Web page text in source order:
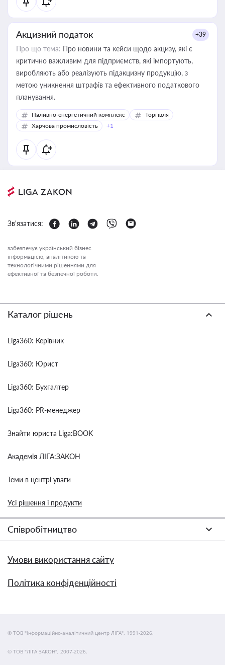
Акцизний податок +39
Про що тема: Про новини та кейси щодо акцизу, які є
критично важливим для підприємств, які імпортують,
виробляють або реалізують підакцизну продукцію, з
метою уникнення штрафів та ефективного податкового
планування.
Паливно-енергетичний комплекс
Торгівля
Харчова промисловість
+1
Зв'язатися:
забезпечує український бізнес
інформацією, аналітикою та
технологічними рішеннями для
ефективної та безпечної роботи.
Каталог рішень
Liga360: Керівник
Liga360: Юрист
Liga360: Бухгалтер
Liga360: PR-менеджер
Знайти юриста Liga:BOOK
Академія ЛІГА:ЗАКОН
Теми в центрі уваги
Усі рішення і продукти
Співробітництво
Умови використання сайту
Політика конфіденційності
© ТОВ "інформаційно-аналітичний центр ЛІГА", 1991-2026.
© ТОВ "ЛІГА ЗАКОН", 2007-2026.